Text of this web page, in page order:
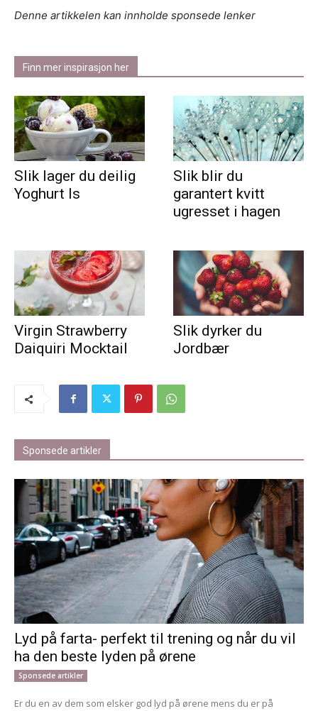
Denne artikkelen kan innholde sponsede lenker
Finn mer inspirasjon her
Slik lager du deilig
Yoghurt Is
Slik blir du
garantert kvitt
ugresset i hagen
Virgin Strawberry
Daiquiri Mocktail
Slik dyrker du
Jordbær
Sponsede artikler
Lyd på farta- perfekt til trening og når du vil
ha den beste lyden på ørene
Sponsede artikler
Er du en av dem som elsker god lyd på ørene mens du er på